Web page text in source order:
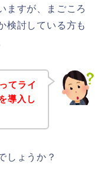
ますが、まごころ
検討している方も
てライ
導入し
しょうか？